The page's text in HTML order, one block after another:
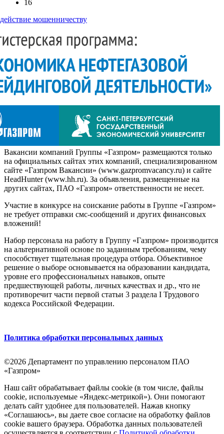
16
мошенничеству
Вакансии компаний Группы «Газпром» размещаются только
на официальных сайтах этих компаний, специализированном
сайте «Газпром Вакансии» (www.gazpromvacancy.ru) и сайте
HeadHunter (www.hh.ru). За объявления, размещенные на
других сайтах, ПАО «Газпром» ответственности не несет.
Участие в конкурсе на соискание работы в Группе «Газпром»
не требует отправки смс-сообщений и других финансовых
вложений!
Набор персонала на работу в Группу «Газпром» производится
на альтернативной основе по заданным требованиям, чему
способствует тщательная процедура отбора. Объективное
решение о выборе основывается на образовании кандидата,
уровне его профессиональных навыков, опыте
предшествующей работы, личных качествах и др., что не
противоречит части первой статьи 3 раздела I Трудового
кодекса Российской Федерации.
Политика обработки персональных данных
©2026 Департамент по управлению персоналом ПАО
«Газпром»
Наш сайт обрабатывает файлы cookie (в том числе, файлы
cookie, используемые «Яндекс-метрикой»). Они помогают
делать сайт удобнее для пользователей. Нажав кнопку
«Соглашаюсь», вы даете свое согласие на обработку файлов
cookie вашего браузера. Обработка данных пользователей